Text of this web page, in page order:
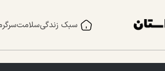
سبک زندگیسلامت